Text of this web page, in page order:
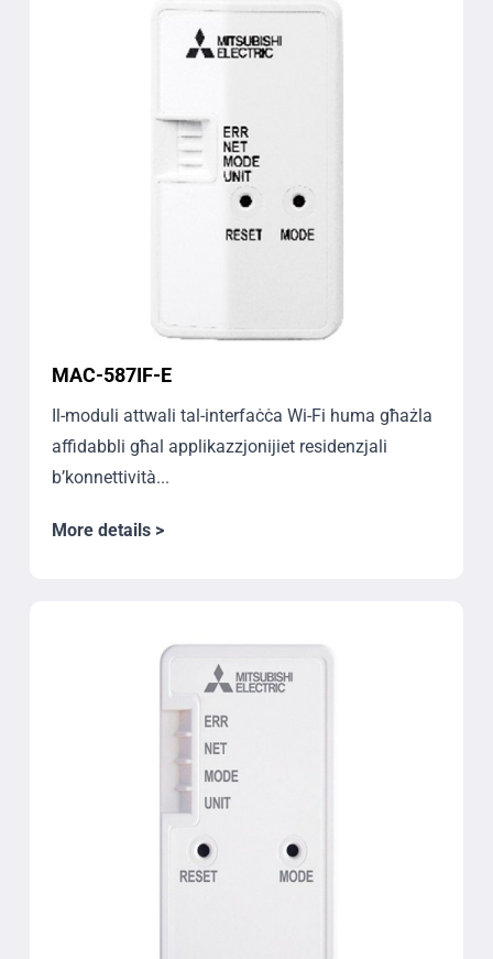
MAC-587IF-E
Il-moduli attwali tal-interfaċċa Wi-Fi huma għażla
affidabbli għal applikazzjonijiet residenzjali
b’konnettività...
More details >